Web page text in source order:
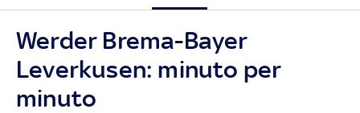
Werder Brema-Bayer
Leverkusen: minuto per
minuto